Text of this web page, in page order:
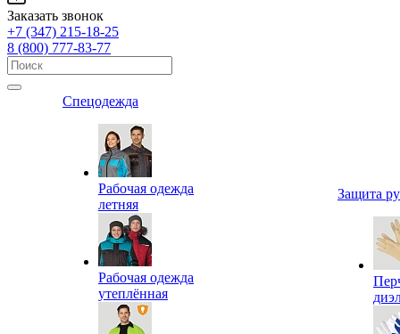
Заказать звонок
+7 (347) 215-18-25
8 (800) 777-83-77
Спецодежда
Рабочая одежда
летняя
Рабочая одежда
утеплённая
Защита